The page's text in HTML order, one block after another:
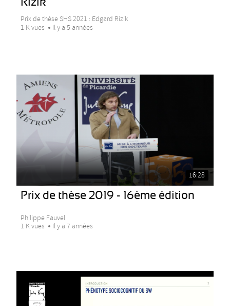
Prix de thèse SHS 2021 : Edgard Rizik
1 K vues
Il y a 5 années
16:28
Prix de thèse 2019 - 16ème édition
Philippe Fauvel
1 K vues
Il y a 7 années